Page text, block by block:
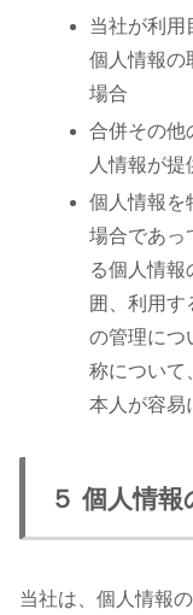
当社が利用
個人情報の
場合
合併その他
人情報が
個人情報を
場合であっ
る個人情報
囲、利用す
の管理につ
称について
本人が容易
５ 個人情報
当社は、個人情報